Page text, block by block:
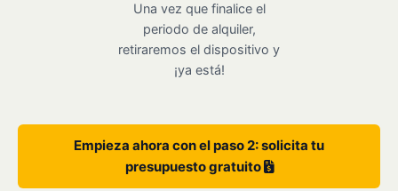
Una vez que finalice el
periodo de alquiler,
retiraremos el dispositivo y
¡ya está!
Empieza ahora con el paso 2: solicita tu
presupuesto gratuito